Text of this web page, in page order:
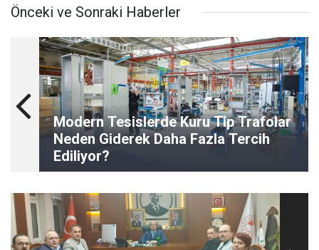
Önceki ve Sonraki Haberler
Modern Tesislerde Kuru Tip Trafolar
Neden Giderek Daha Fazla Tercih
Ediliyor?